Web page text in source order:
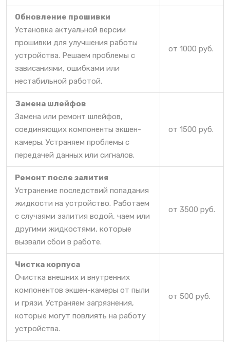
Обновление прошивки
Установка актуальной версии
прошивки для улучшения работы
устройства. Решаем проблемы с
зависаниями, ошибками или
нестабильной работой.
от 1000 руб.
Замена шлейфов
Замена или ремонт шлейфов,
соединяющих компоненты экшен-
камеры. Устраняем проблемы с
передачей данных или сигналов.
от 1500 руб.
Ремонт после залития
Устранение последствий попадания
жидкости на устройство. Работаем
с случаями залития водой, чаем или
другими жидкостями, которые
вызвали сбои в работе.
от 3500 руб.
Чистка корпуса
Очистка внешних и внутренних
компонентов экшен-камеры от пыли
и грязи. Устраняем загрязнения,
которые могут повлиять на работу
устройства.
от 500 руб.